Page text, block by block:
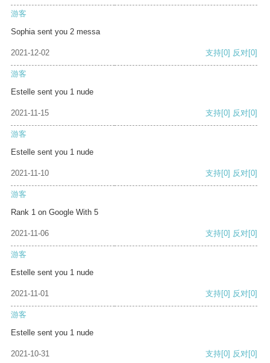
游客
Sophia sent you 2 messa
2021-12-02 支持[0] 反对[0]
游客
Estelle sent you 1 nude
2021-11-15 支持[0] 反对[0]
游客
Estelle sent you 1 nude
2021-11-10 支持[0] 反对[0]
游客
Rank 1 on Google With 5
2021-11-06 支持[0] 反对[0]
游客
Estelle sent you 1 nude
2021-11-01 支持[0] 反对[0]
游客
Estelle sent you 1 nude
2021-10-31 支持[0] 反对[0]